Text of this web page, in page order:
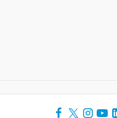
Twitter